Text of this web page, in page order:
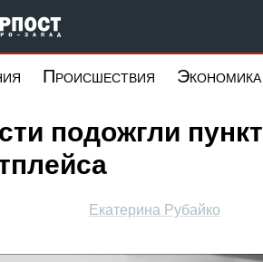
Форпост Северо-Запад
Происшествия Экономика
подожгли пункт
Екатерина Рубайко